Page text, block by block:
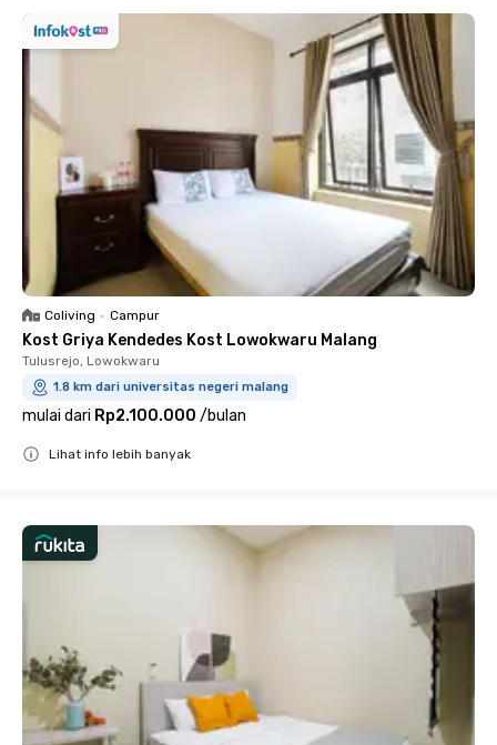
Coliving • Campur
Kost Griya Kendedes Kost Lowokwaru Malang
Tulusrejo, Lowokwaru
1.8 km dari universitas negeri malang
mulai dari Rp2.100.000 /bulan
Lihat info lebih banyak